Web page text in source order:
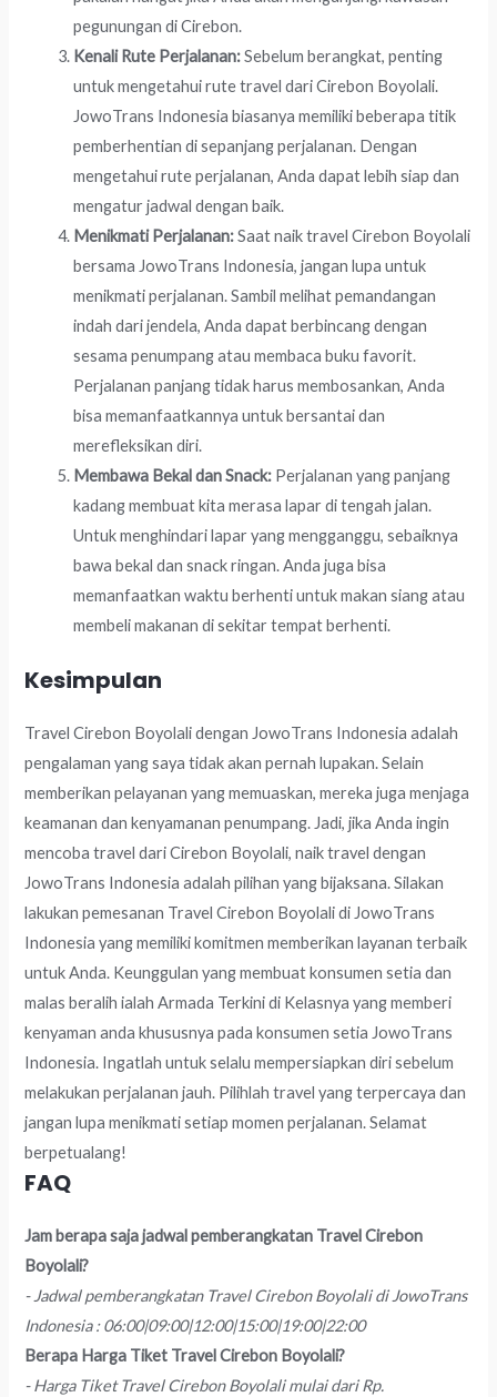
pegunungan di Cirebon.
Kenali Rute Perjalanan:Sebelum berangkat, penting
untuk mengetahui rute travel dari Cirebon Boyolali.
JowoTrans Indonesia biasanya memiliki beberapa titik
pemberhentian di sepanjang perjalanan. Dengan
mengetahui rute perjalanan, Anda dapat lebih siap dan
mengatur jadwal dengan baik.
Menikmati Perjalanan:Saat naik travel Cirebon Boyolali
bersama JowoTrans Indonesia, jangan lupa untuk
menikmati perjalanan. Sambil melihat pemandangan
indah dari jendela, Anda dapat berbincang dengan
sesama penumpang atau membaca buku favorit.
Perjalanan panjang tidak harus membosankan, Anda
bisa memanfaatkannya untuk bersantai dan
merefleksikan diri.
Membawa Bekal dan Snack: Perjalanan yang panjang
kadang membuat kita merasa lapar di tengah jalan.
Untuk menghindari lapar yang mengganggu, sebaiknya
bawa bekal dan snack ringan. Anda juga bisa
memanfaatkan waktu berhenti untuk makan siang atau
membeli makanan di sekitar tempat berhenti.
Kesimpulan
Travel Cirebon Boyolali dengan JowoTrans Indonesia adalah
pengalaman yang saya tidak akan pernah lupakan. Selain
memberikan pelayanan yang memuaskan, mereka juga menjaga
keamanan dan kenyamanan penumpang. Jadi, jika Anda ingin
mencoba travel dari Cirebon Boyolali, naik travel dengan
JowoTrans Indonesia adalah pilihan yang bijaksana. Silakan
lakukan pemesanan Travel Cirebon Boyolali di JowoTrans
Indonesia yang memiliki komitmen memberikan layanan terbaik
untuk Anda. Keunggulan yang membuat konsumen setia dan
malas beralih ialah Armada Terkini di Kelasnya yang memberi
kenyaman anda khususnya pada konsumen setia JowoTrans
Indonesia. Ingatlah untuk selalu mempersiapkan diri sebelum
melakukan perjalanan jauh. Pilihlah travel yang terpercaya dan
jangan lupa menikmati setiap momen perjalanan. Selamat
berpetualang!
FAQ
Jam berapa saja jadwal pemberangkatan Travel Cirebon
Boyolali?
- Jadwal pemberangkatan Travel Cirebon Boyolali di JowoTrans
Indonesia : 06:00|09:00|12:00|15:00|19:00|22:00
Berapa Harga Tiket Travel Cirebon Boyolali?
- Harga Tiket Travel Cirebon Boyolali mulai dari Rp.